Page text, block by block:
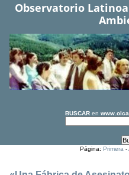
Observatorio
BUSCAR en
Página:Primera -